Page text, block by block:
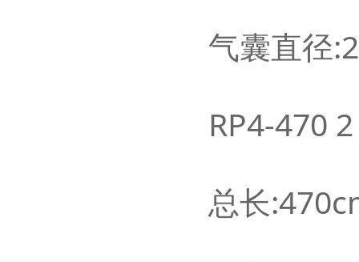
气囊直径
RP4-470
总长